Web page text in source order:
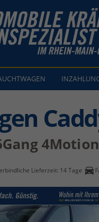
Lieferzeit: 14 Tage